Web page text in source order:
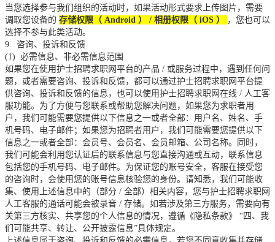
当您选择参与我们组织的活动时，如果活动形式要求上传图片，需要
调取您设备的 存储权限（ Android ） / 相册权限（ iOS ）
，您也可以
选择不参与此类活动。
9. 咨询、投诉和反馈
(1) 必需信息、非必需信息范围
如果您在使用护士招聘求职网平台的产品 / 或服务过程中，遇到任何问
题，或者需要咨询、投诉和反馈，都可以通过护士招聘求职网平台提
供咨询、投诉和反馈的信息，也可以使用护士招聘求职网在线 / 人工客
服功能。为了方便与您联系或帮助您解决问题，如果您为求职者用
户，我们可能需要您提供以下信息之一或者全部：用户名、姓名、手
机号码、电子邮件；如果您为招聘者用户，我们可能需要您提供以下
信息之一或者全部：会员号、会员名、会员邮箱、公司名称。同时，
我们可能会利用您认证后的联系信息与您直接沟通或互动，联系信息
包括您的手机号码、电子邮件。为保证您的账号安全，客服在接受您
的咨询时，会使用您的账号信息核验您的身份。请知悉，我们可能收
集、使用上述信息中的（部分 / 全部）相关内容，您与护士招聘求职网
人工客服的通话可能会被录音 / 存储。如若涉及第三方服务，需要向有
关第三方核实、共享您的个人信息的情况，遵循《隐私条款》
“四、我
们可能共享、转让、公开披露信息”具体规定。